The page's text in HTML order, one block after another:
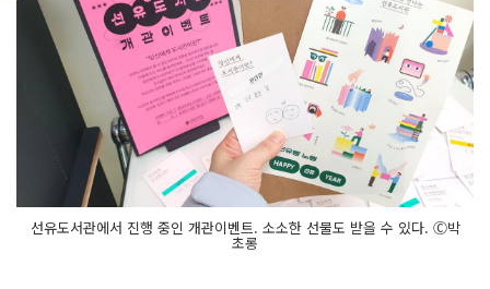
선유도서관에서 진행 중인 개관이벤트. 소소한 선물도 받을 수 있다. Ⓒ박
초롱